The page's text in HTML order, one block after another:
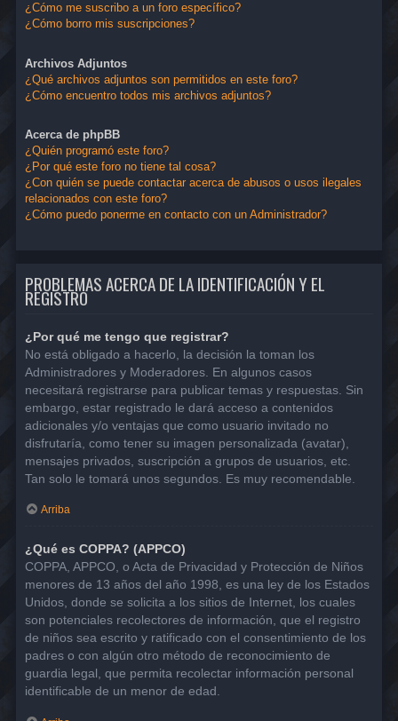
¿Cómo me suscribo a un foro específico?
¿Cómo borro mis suscripciones?
Archivos Adjuntos
¿Qué archivos adjuntos son permitidos en este foro?
¿Cómo encuentro todos mis archivos adjuntos?
Acerca de phpBB
¿Quién programó este foro?
¿Por qué este foro no tiene tal cosa?
¿Con quién se puede contactar acerca de abusos o usos ilegales
relacionados con este foro?
¿Cómo puedo ponerme en contacto con un Administrador?
PROBLEMAS ACERCA DE LA IDENTIFICACIÓN Y EL
REGISTRO
¿Por qué me tengo que registrar?
No está obligado a hacerlo, la decisión la toman los
Administradores y Moderadores. En algunos casos
necesitará registrarse para publicar temas y respuestas. Sin
embargo, estar registrado le dará acceso a contenidos
adicionales y/o ventajas que como usuario invitado no
disfrutaría, como tener su imagen personalizada (avatar),
mensajes privados, suscripción a grupos de usuarios, etc.
Tan solo le tomará unos segundos. Es muy recomendable.
Arriba
¿Qué es COPPA? (APPCO)
COPPA, APPCO, o Acta de Privacidad y Protección de Niños
menores de 13 años del año 1998, es una ley de los Estados
Unidos, donde se solicita a los sitios de Internet, los cuales
son potenciales recolectores de información, que el registro
de niños sea escrito y ratificado con el consentimiento de los
padres o con algún otro método de reconocimiento de
guardia legal, que permita recolectar información personal
identificable de un menor de edad.